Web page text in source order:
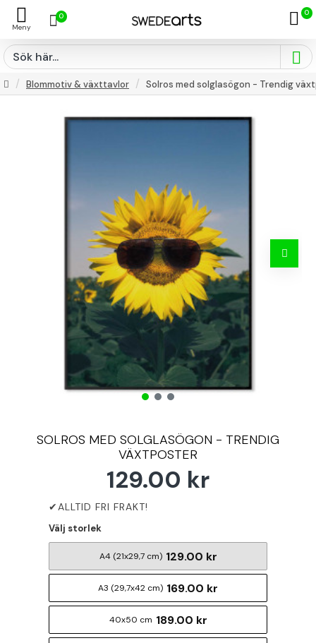
0 0
Blommotiv & växttavlor Solros med solglasögon - Trendig
SOLROS MED SOLGLASÖGON - TRENDIG
VÄXTPOSTER
129.00 kr
Välj storlek
A4 (21x29,7 cm) 129.00 kr
A3 (29,7x42 cm) 169.00 kr
40x50 cm 189.00 kr